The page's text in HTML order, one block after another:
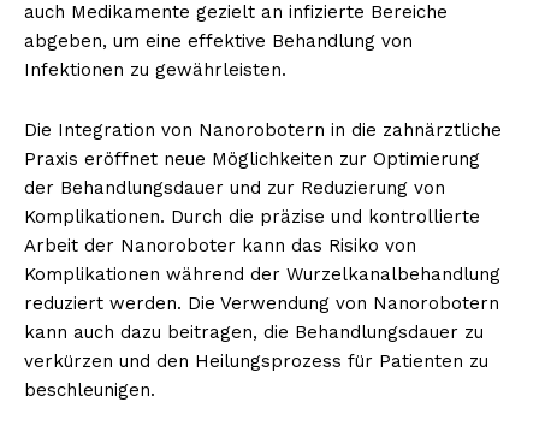
Inhalte
auch Medikamente gezielt an infizierte Bereiche
abgeben, um eine effektive Behandlung von
Infektionen zu gewährleisten.
Die Integration von Nanorobotern in die zahnärztliche
Praxis eröffnet neue Möglichkeiten zur Optimierung
der Behandlungsdauer und zur Reduzierung von
Komplikationen. Durch die präzise und kontrollierte
Arbeit der Nanoroboter kann das Risiko von
Komplikationen während der Wurzelkanalbehandlung
reduziert werden. Die Verwendung von Nanorobotern
kann auch dazu beitragen, die Behandlungsdauer zu
verkürzen und den Heilungsprozess für Patienten zu
beschleunigen.